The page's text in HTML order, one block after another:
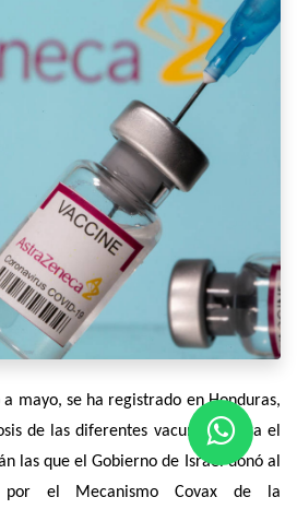
mayo, se ha registrado en Honduras,
de las diferentes vacunas contra el
las que el Gobierno de Israel donó al
por el Mecanismo Covax de la